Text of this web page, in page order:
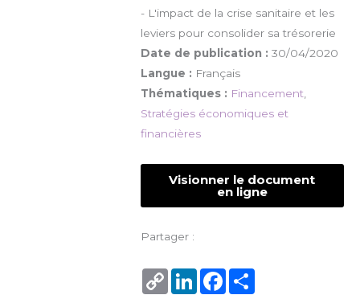
- L'impact de la crise sanitaire et les
leviers pour consolider sa trésorerie
Date de publication : 30/04/2020
Langue : Français
Thématiques : Financement
Stratégies économiques et
financières
Visionner le document
en ligne
Partager :
Copy
Link
LinkedInFacebook
Share